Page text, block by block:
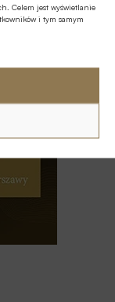
Celem jest wyświetlanie
i tym samym
inicjatywy KE